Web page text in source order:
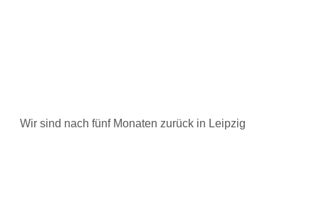
Wir sind nach fünf Monaten zurück in Leipzig